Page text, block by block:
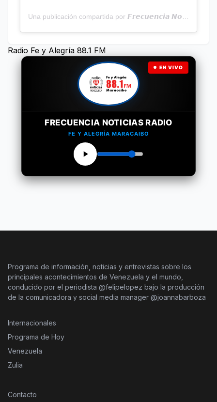
Radio Fe y Alegría 88.1 FM
EN VIVO
FRECUENCIA NOTICIAS RADIO
FE Y ALEGRÍA MARACAIBO
Programa de información, noticias y entrevistas sobre los
principales acontecimientos de Venezuela y el mundo,
conducido por el periodista @felipelopez bajo la producción
de la comunicadora y social media manager @joannabarboza
Internacionales
Programa de Hoy
Venezuela
Zulia
Contacto